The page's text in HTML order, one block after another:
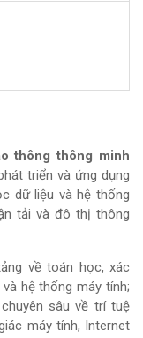
thông thông minh
triển và ứng dụng
dữ liệu và hệ thống
tải và đô thị thông
về toán học, xác
hệ thống máy tính;
sâu về trí tuệ
máy tính, Internet